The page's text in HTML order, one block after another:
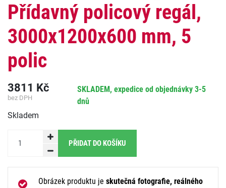
Přídavný policový regál,
3000x1200x600 mm, 5
polic
3811 Kč
bez DPH
SKLADEM, expedice od objednávky 3-5
dnů
Skladem
PŘIDAT DO KOŠÍKU
Obrázek produktu je skutečná fotografie, reálného